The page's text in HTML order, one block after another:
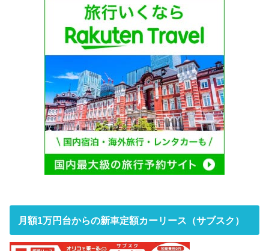
月額1万円台からの新車定額カーリース（サブスク）